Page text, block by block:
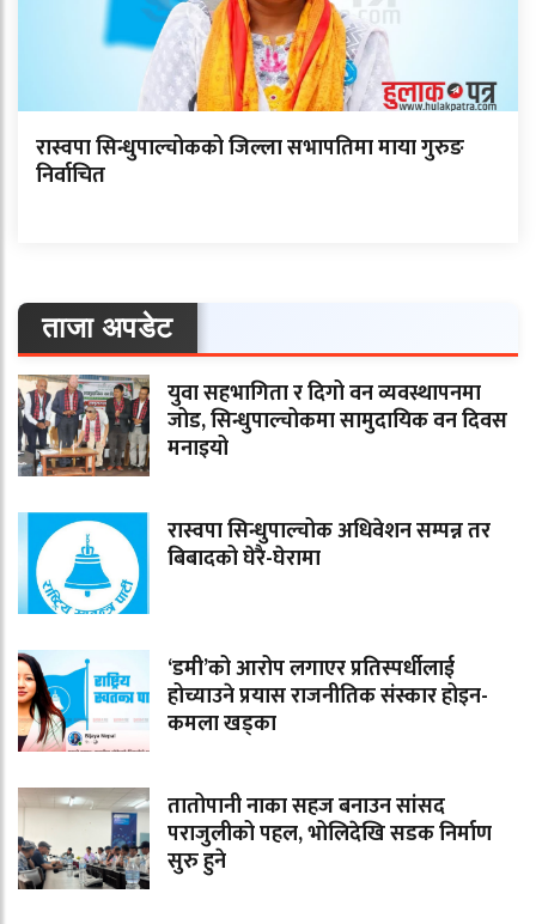
रास्वपा सिन्धुपाल्चोकको जिल्ला सभापतिमा माया गुरुङ
निर्वाचित
ताजा अपडेट
युवा सहभागिता र दिगो वन व्यवस्थापनमा
जोड, सिन्धुपाल्चोकमा सामुदायिक वन दिवस
मनाइयो
रास्वपा सिन्धुपाल्चोक अधिवेशन सम्पन्न तर
बिबादको घेरै-घेरामा
‘डमी’को आरोप लगाएर प्रतिस्पर्धीलाई
होच्याउने प्रयास राजनीतिक संस्कार होइन-
कमला खड्का
तातोपानी नाका सहज बनाउन सांसद
पराजुलीको पहल, भोलिदेखि सडक निर्माण
सुरु हुने